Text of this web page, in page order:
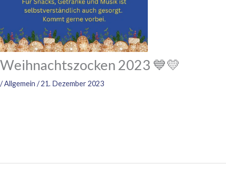
Weihnachtszocken 2023 💙💛
/Allgemein /21. Dezember 2023